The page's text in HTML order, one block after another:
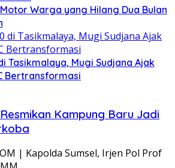
Warga yang Hilang Dua Bulan
Tasikmalaya, Mugi Sudjana Ajak
Bertransformasi
Kampung Baru Jadi
| Kapolda Sumsel, Irjen Pol Prof